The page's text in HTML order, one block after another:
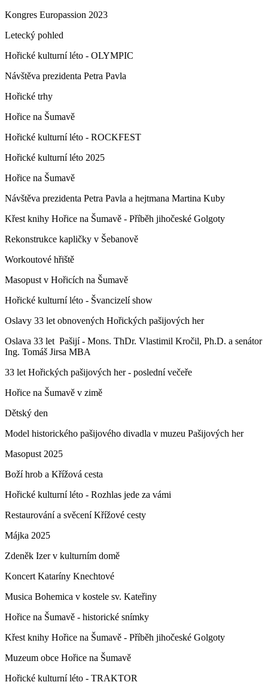
Kongres Europassion 2023
Letecký pohled
Hořické kulturní léto - OLYMPIC
Návštěva prezidenta Petra Pavla
Hořické trhy
Hořice na Šumavě
Hořické kulturní léto - ROCKFEST
Hořické kulturní léto 2025
Hořice na Šumavě
Návštěva prezidenta Petra Pavla a hejtmana Martina Kuby
Křest knihy Hořice na Šumavě - Příběh jihočeské Golgoty
Rekonstrukce kapličky v Šebanově
Workoutové hřiště
Masopust v Hořicích na Šumavě
Hořické kulturní léto - Švancizelí show
Oslavy 33 let obnovených Hořických pašijových her
Oslava 33 let Pašijí - Mons. ThDr. Vlastimil Kročil, Ph.D. a senátor
Ing. Tomáš Jirsa MBA
33 let Hořických pašijových her - poslední večeře
Hořice na Šumavě v zimě
Dětský den
Model historického pašijového divadla v muzeu Pašijových her
Masopust 2025
Boží hrob a Křížová cesta
Hořické kulturní léto - Rozhlas jede za vámi
Restaurování a svěcení Křížové cesty
Májka 2025
Zdeněk Izer v kulturním domě
Koncert Kataríny Knechtové
Musica Bohemica v kostele sv. Kateřiny
Hořice na Šumavě - historické snímky
Křest knihy Hořice na Šumavě - Příběh jihočeské Golgoty
Muzeum obce Hořice na Šumavě
Hořické kulturní léto - TRAKTOR